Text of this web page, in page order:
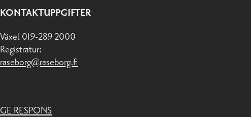
KONTAKTUPPGIFTER
Växel 019-289 2000
Registratur:
raseborg@raseborg.fi
GE RESPONS